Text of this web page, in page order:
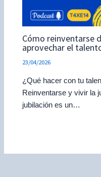
Cómo reinventarse
aprovechar el
23/04/2026
¿Qué hacer con tu
Reinventarse y vivir la
jubilación es un…